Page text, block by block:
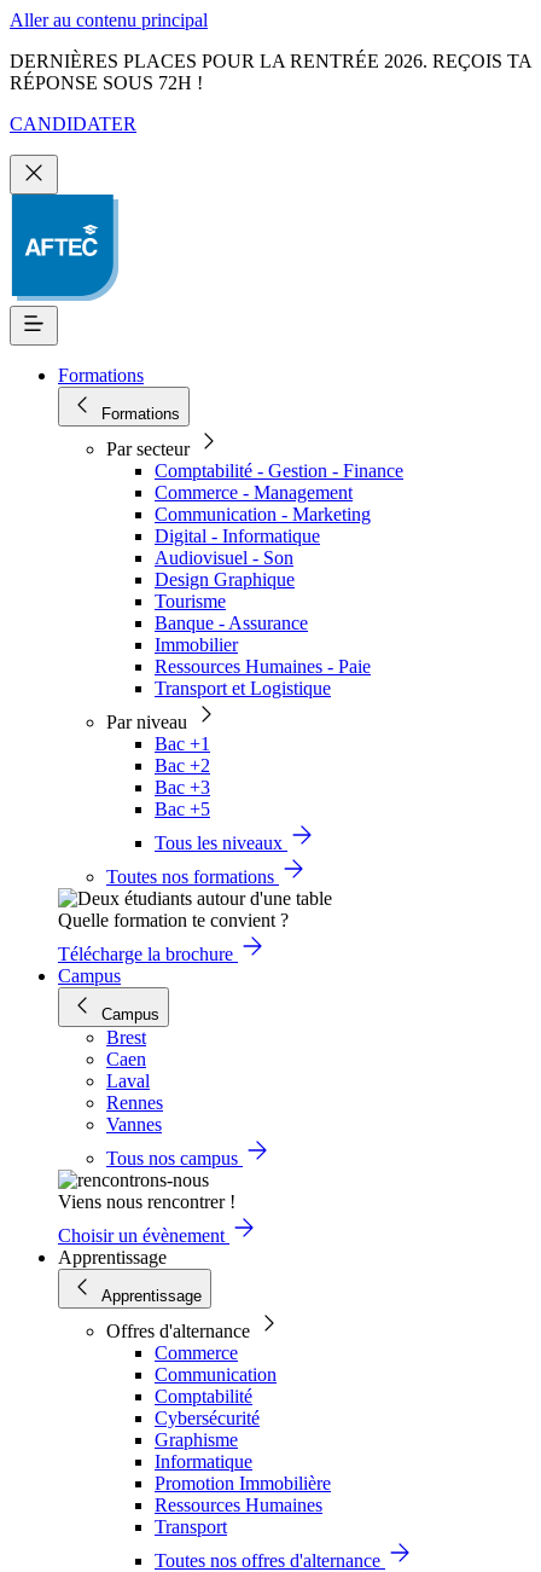
Aller au contenu principal
DERNIÈRES PLACES POUR LA RENTRÉE 2026. REÇOIS TA
RÉPONSE SOUS 72H !
CANDIDATER
Formations
Formations
Par secteur
Comptabilité - Gestion - Finance
Commerce - Management
Communication - Marketing
Digital - Informatique
Audiovisuel - Son
Design Graphique
Tourisme
Banque - Assurance
Immobilier
Ressources Humaines - Paie
Transport et Logistique
Par niveau
Bac +1
Bac +2
Bac +3
Bac +5
Tous les niveaux
Toutes nos formations
Quelle formation te convient ?
Télécharge la brochure
Campus
Campus
Brest
Caen
Laval
Rennes
Vannes
Tous nos campus
Viens nous rencontrer !
Choisir un évènement
Apprentissage
Apprentissage
Offres d'alternance
Commerce
Communication
Comptabilité
Cybersécurité
Graphisme
Informatique
Promotion Immobilière
Ressources Humaines
Transport
Toutes nos offres d'alternance